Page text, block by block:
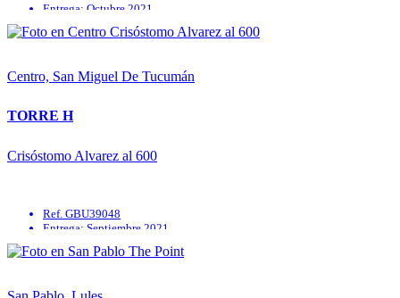
Entrega: Octubre 2021
Quincho
Centro, San Miguel De Tucumán
TORRE H
Crisóstomo Alvarez al 600
Ref. GBU39048
Entrega: Septiembre 2021